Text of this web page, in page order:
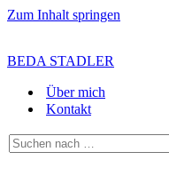
Zum Inhalt springen
BEDA STADLER
Über mich
Kontakt
Suchen
nach …